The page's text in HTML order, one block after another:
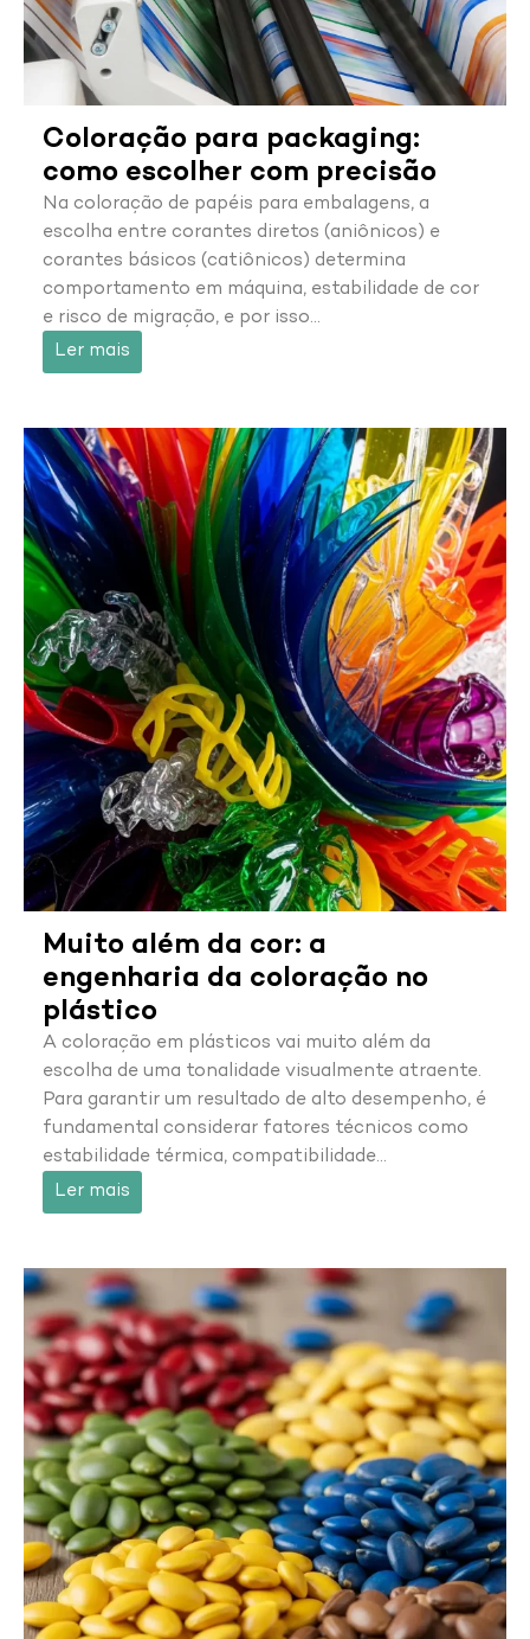
Coloração para packaging:
como escolher com precisão
Na coloração de papéis para embalagens, a
escolha entre corantes diretos (aniônicos) e
corantes básicos (catiônicos) determina
comportamento em máquina, estabilidade de cor
e risco de migração, e por isso…
Ler mais
Muito além da cor: a
engenharia da coloração no
plástico
A coloração em plásticos vai muito além da
escolha de uma tonalidade visualmente atraente.
Para garantir um resultado de alto desempenho, é
fundamental considerar fatores técnicos como
estabilidade térmica, compatibilidade…
Ler mais